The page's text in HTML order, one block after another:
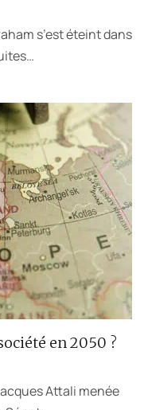
s’est éteint dans
en 2050 ?
Attali menée